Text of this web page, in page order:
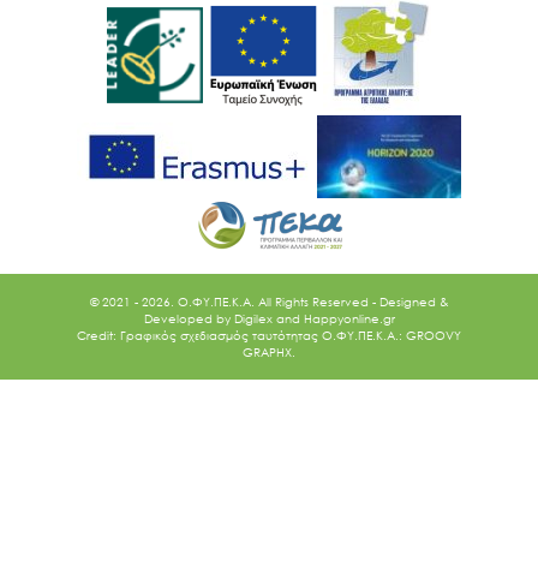
© 2021 - 2026. O.ΦΥ.ΠΕ.Κ.Α. All Rights Reserved - Designed &
Developed by Digilex and Happyonline.gr
Credit: Γραφικός σχεδιασμός ταυτότητας Ο.ΦΥ.ΠΕ.Κ.Α.: GROOVY
GRAPHX.